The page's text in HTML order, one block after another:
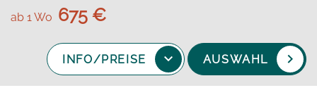
ab 1 Wo 675 €
INFO/PREISE AUSWAHL